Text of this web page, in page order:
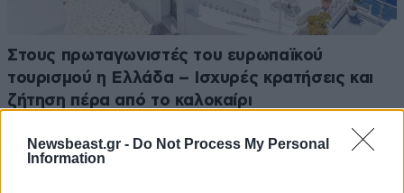
Newsbeast.gr - Do Not Process My Personal
Information
Στους πρωταγωνιστές του ευρωπαϊκού
τουρισμού η Ελλάδα – Ισχυρές κρατήσεις και
ζήτηση πέρα από το καλοκαίρι